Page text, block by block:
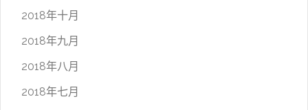
2018年十月
2018年九月
2018年八月
2018年七月